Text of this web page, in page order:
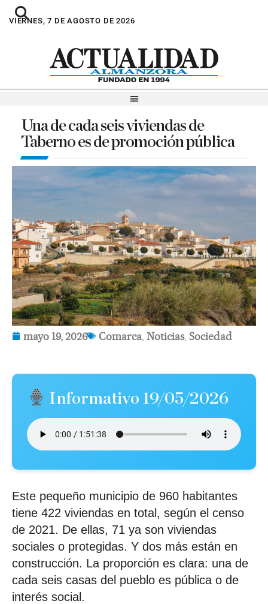
VIERNES, 7 DE AGOSTO DE 2026
Una de cada seis viviendas de
Taberno es de promoción pública
mayo 19, 2026 Comarca Noticias, Sociedad
Informativo 19/05/2026
Este pequeño municipio de 960 habitantes
tiene 422 viviendas en total, según el censo
de 2021. De ellas, 71 ya son viviendas
sociales o protegidas. Y dos más están en
construcción. La proporción es clara: una de
cada seis casas del pueblo es pública o de
interés social.